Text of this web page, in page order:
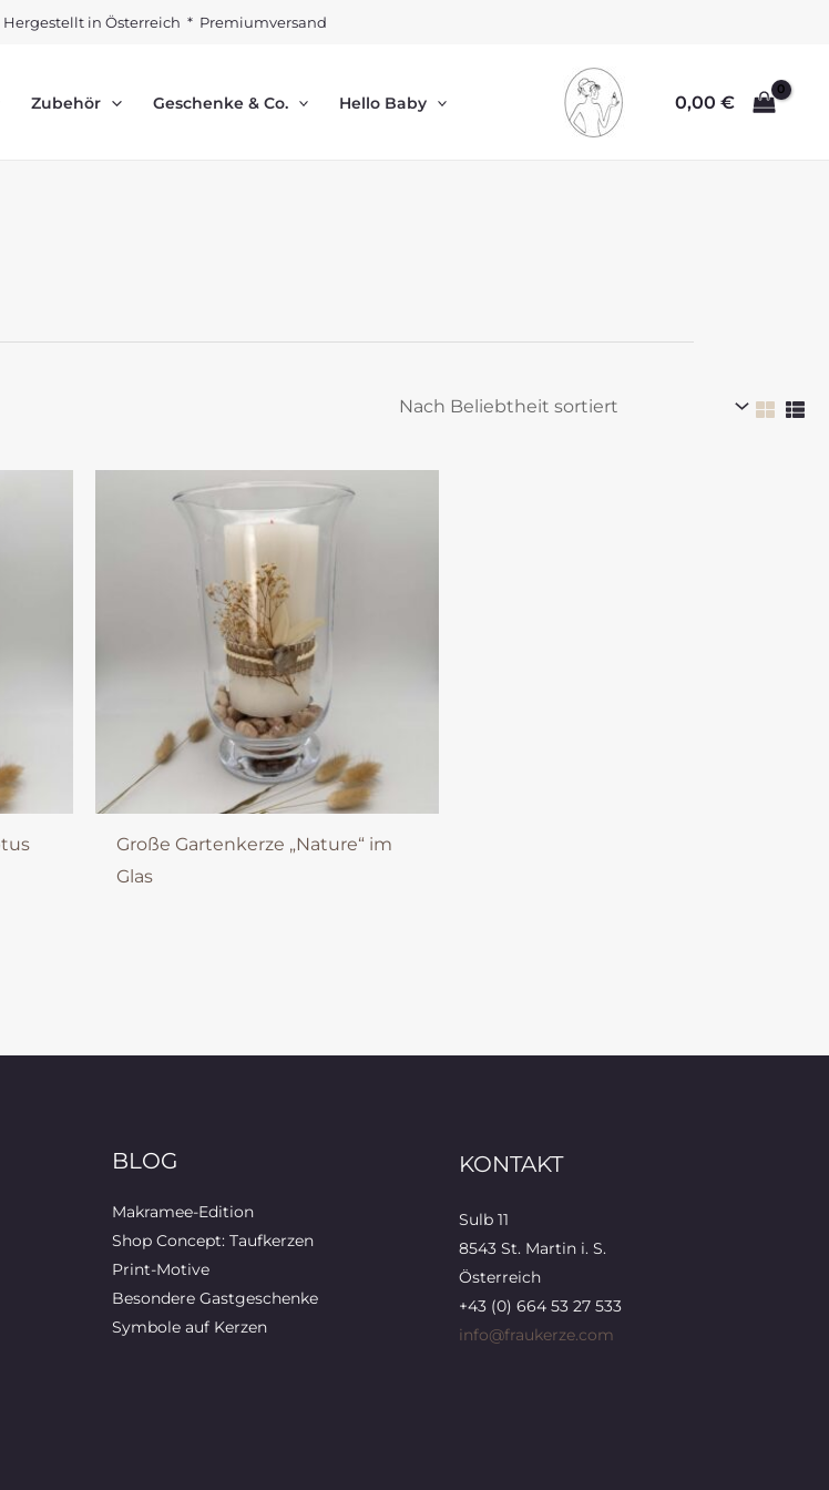
in Österreich * Premiumversand
Zubehör Geschenke & Co. Hello Baby 0,00 €
Große Gartenkerze „Nature“ im
Glas
BLOG
Makramee-Edition
Shop Concept: Taufkerzen
Print-Motive
Besondere Gastgeschenke
Symbole auf Kerzen
KONTAKT
Sulb 11
8543 St. Martin i. S.
Österreich
+43 (0) 664 53 27 533
info@fraukerze.com